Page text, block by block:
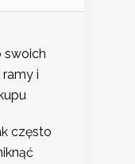
swoich
i
często